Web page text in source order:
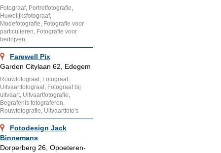
Fotograaf, Portretfotografie,
Huwelijksfotograaf,
Modefotografie, Fotografie voor
particulieren, Fotografie voor
bedrijven
Farewell Pix
Garden Citylaan 62, Edegem
Rouwfotograaf, Fotograaf,
Uitvaartfotograaf, Fotograaf bij
uitvaart, Uitvaartfotografie,
Begrafenis fotograferen,
Rouwfotografie, Uitvaartfoto's
Fotodesign Jack
Binnemans
Dorperberg 26, Opoeteren-